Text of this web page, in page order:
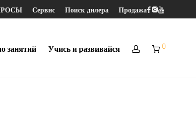
Сервис Поиск дилера Продажа
занятий Учись и развивайся 0